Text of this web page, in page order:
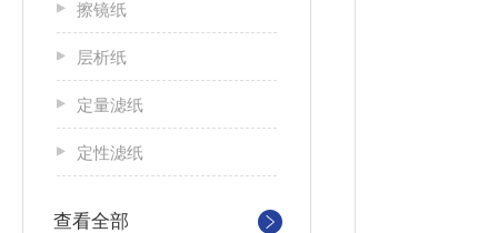
擦镜纸
层析纸
定量滤纸
定性滤纸
查看全部